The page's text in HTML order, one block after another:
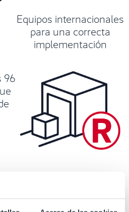
Equipos internacionales
para una correcta
implementación
96
de soluciones para la